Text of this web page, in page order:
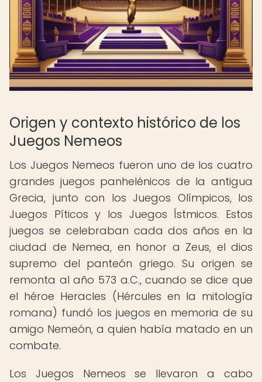
Origen y contexto histórico de los
Juegos Nemeos
Los Juegos Nemeos fueron uno de los cuatro
grandes juegos panhelénicos de la antigua
Grecia, junto con los Juegos Olímpicos, los
Juegos Píticos y los Juegos Ístmicos. Estos
juegos se celebraban cada dos años en la
ciudad de Nemea, en honor a Zeus, el dios
supremo del panteón griego. Su origen se
remonta al año 573 a.C., cuando se dice que
el héroe Heracles (Hércules en la mitología
romana) fundó los juegos en memoria de su
amigo Nemeón, a quien había matado en un
combate.
Los Juegos Nemeos se llevaron a cabo